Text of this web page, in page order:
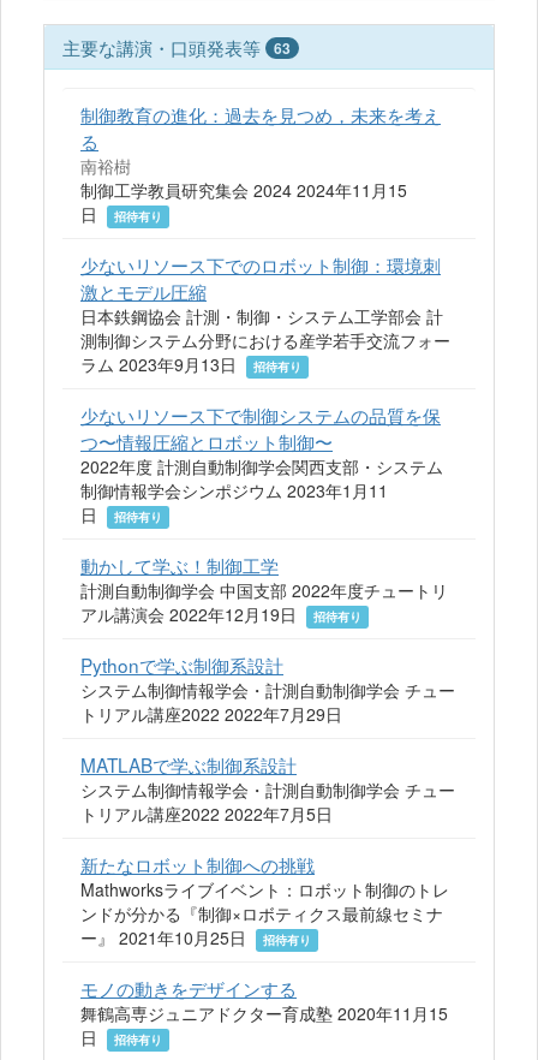
主要な講演・口頭発表等 63
制御教育の進化：過去を見つめ，未来を考え
る
南裕樹
制御工学教員研究集会 2024 2024年11月15
日
招待有り
少ないリソース下でのロボット制御：環境刺
激とモデル圧縮
日本鉄鋼協会 計測・制御・システム工学部会 計
測制御システム分野における産学若手交流フォー
ラム 2023年9月13日
招待有り
少ないリソース下で制御システムの品質を保
つ〜情報圧縮とロボット制御〜
2022年度 計測自動制御学会関西支部・システム
制御情報学会シンポジウム 2023年1月11
日
招待有り
動かして学ぶ！制御工学
計測自動制御学会 中国支部 2022年度チュートリ
アル講演会 2022年12月19日
招待有り
Pythonで学ぶ制御系設計
システム制御情報学会・計測自動制御学会 チュー
トリアル講座2022 2022年7月29日
MATLABで学ぶ制御系設計
システム制御情報学会・計測自動制御学会 チュー
トリアル講座2022 2022年7月5日
新たなロボット制御への挑戦
Mathworksライブイベント：ロボット制御のトレ
ンドが分かる『制御×ロボティクス最前線セミナ
ー』 2021年10月25日
招待有り
モノの動きをデザインする
舞鶴高専ジュニアドクター育成塾 2020年11月15
日
招待有り